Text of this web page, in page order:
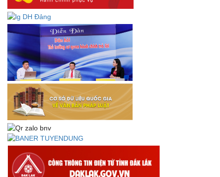
hợp liên ngành
Thông báo về việc tải biểu mẫu báo cáo kết quả 06 năm
thực hiện Nghị quyết số 18-NQ/TW và Nghị quyết số 19-
Thư chúc mừng của Bộ trưởng Bộ Nội vụ nhân dịp kỷ
niệm 78 năm Ngày thành lập Bộ Nội vụ, Ngày truyền
thống ngành Tổ chức nhà nước (28/8/1945-28/8/2023)
Thông báo về việc đăng tải Bộ câu hỏi và gợi ý trả lời Hội
thi dân vận khéo năm 2023